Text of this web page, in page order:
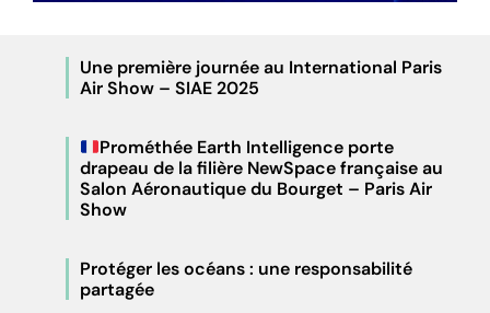
Une première journée au International Paris
Air Show – SIAE 2025
Prométhée Earth Intelligence porte
drapeau de la filière NewSpace française au
Salon Aéronautique du Bourget – Paris Air
Show
Protéger les océans : une responsabilité
partagée